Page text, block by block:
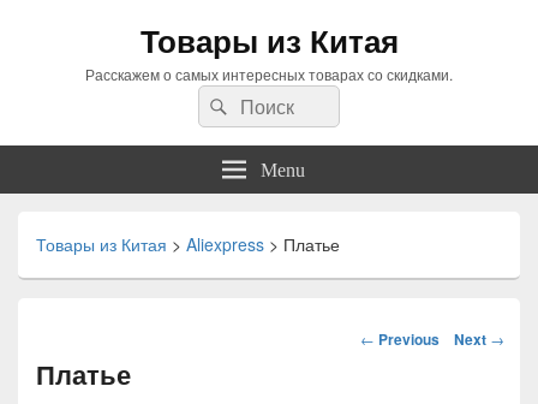
Товары из Китая
Расскажем о самых интересных товарах со скидками.
Search
for:
Search
Menu
Товары из Китая > Aliexpress > Платье
Навигация
← Previous Next →
Платье